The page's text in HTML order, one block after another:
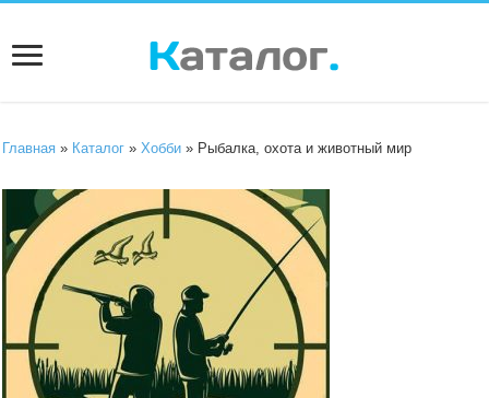
Главная » Каталог »Хобби » Рыбалка, охота и животный мир